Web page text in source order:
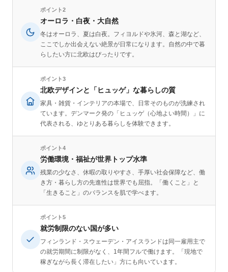
ポイント2
オーロラ・白夜・大自然
冬はオーロラ、夏は白夜。フィヨルドや氷河、森と湖など、
ここでしか出会えない絶景が日常になります。自然の中で暮
らしたい方に北欧はぴったりです。
ポイント3
北欧デザインと「ヒュッゲ」な暮らしの質
家具・雑貨・インテリアの本場で、日常そのものが洗練され
ています。デンマーク発の「ヒュッゲ（心地よい時間）」に
代表される、ゆとりある暮らしを体験できます。
ポイント4
労働環境・福祉が世界トップ水準
残業の少なさ、休暇の取りやすさ、手厚い社会保障など、働
き方・暮らし方の先進性は世界でも屈指。「働くこと」と
「生きること」のバランスを肌で学べます。
ポイント5
就労制限のない国が多い
フィンランド・スウェーデン・アイスランドは同一雇用主で
の就労期間に制限がなく、1年間フルで働けます。「現地で
稼ぎながら長く滞在したい」方にも向いています。